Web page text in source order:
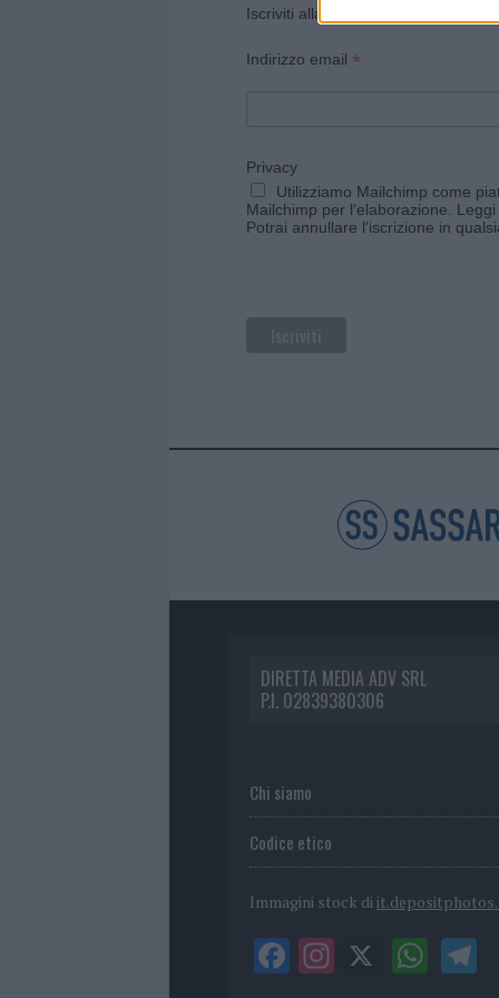
Iscriviti alla newsletter di Gallura
Indirizzo email *
Privacy
Utilizziamo Mailchimp come
Mailchimp per l'elaborazione.
Potrai annullare l'iscrizione in
DIRETTA MEDIA ADV SRL
P.I. 02839380306
Chi siamo
Codice etico
Immagini stock di